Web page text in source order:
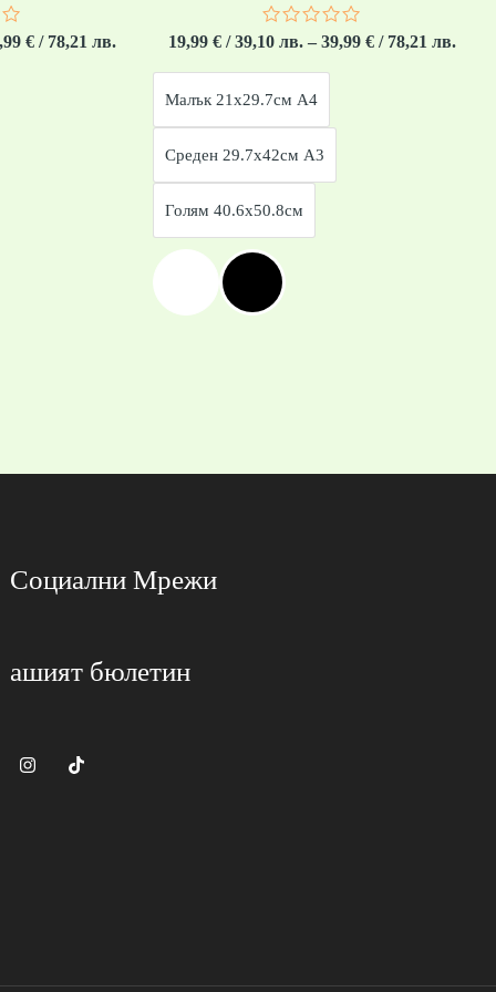
€/ 78,21 лв.
Оценено
0
5
19,99 €/ 39,10 лв. – 39,99 €/ 78,21 лв.
Малък 21x29.7см А4
Среден 29.7x42см А3
Голям 40.6x50.8см
Социални Мрежи
ашият бюлетин